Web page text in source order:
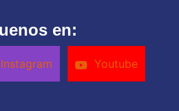
en:
Instagram Youtube